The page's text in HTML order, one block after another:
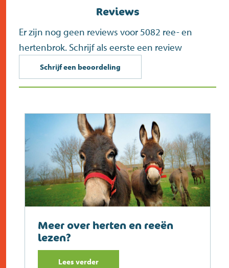
Reviews
Er zijn nog geen reviews voor 5082 ree- en
hertenbrok. Schrijf als eerste een review
Schrijf een beoordeling
Meer over herten en reeën
lezen?
Lees verder